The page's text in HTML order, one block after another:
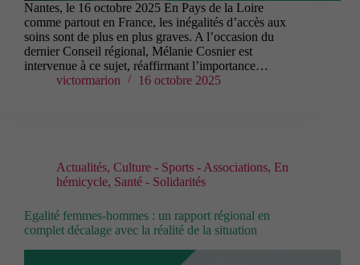
Nantes, le 16 octobre 2025 En Pays de la Loire
comme partout en France, les inégalités d’accès aux
soins sont de plus en plus graves. A l’occasion du
dernier Conseil régional, Mélanie Cosnier est
intervenue à ce sujet, réaffirmant l’importance…
victormarion
16 octobre 2025
Actualités, Culture - Sports - Associations, En
hémicycle, Santé - Solidarités
Egalité femmes-hommes : un rapport régional en
complet décalage avec la réalité de la situation